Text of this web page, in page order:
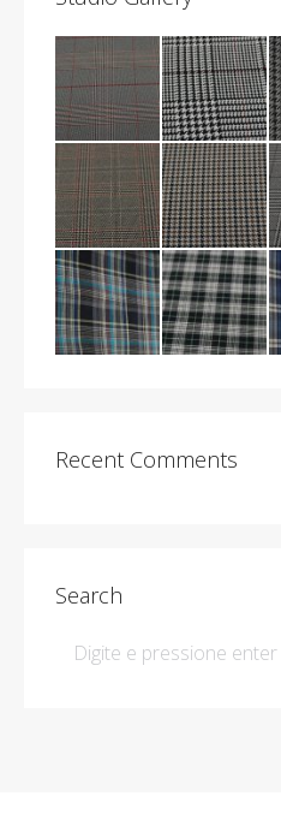
Recent Comments
Search
Search: